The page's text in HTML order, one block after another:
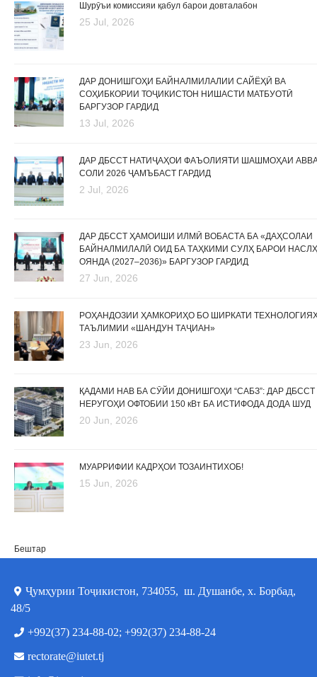
Шурӯъи комиссияи қабул барои довталабон
25 Jul, 2026
ДАР ДОНИШГОҲИ БАЙНАЛМИЛАЛИИ САЙЁҲӢ ВА
СОҲИБКОРИИ ТОҶИКИСТОН НИШАСТИ МАТБУОТӢ
БАРГУЗОР ГАРДИД
13 Jul, 2026
ДАР ДБССТ НАТИҶАҲОИ ФАЪОЛИЯТИ ШАШМОҲАИ
СОЛИ 2026 ҶАМЪБАСТ ГАРДИД
2 Jul, 2026
ДАР ДБССТ ҲАМОИШИ ИЛМӢ ВОБАСТА БА «ДАҲСОЛАИ
БАЙНАЛМИЛАЛӢ ОИД БА ТАҲКИМИ СУЛҲ БАРОИ
ОЯНДА (2027–2036)» БАРГУЗОР ГАРДИД
27 Jun, 2026
РОҲАНДОЗИИ ҲАМКОРИҲО БО ШИРКАТИ
ТАЪЛИМИИ «ШАНДУН ТАҶИАН»
23 Jun, 2026
ҚАДАМИ НАВ БА СӮЙИ ДОНИШГОҲИ “САБЗ”: ДАР ДБССТ
НЕРУГОҲИ ОФТОБИИ 150 кВт БА ИСТИФОДА ДОДА ШУД
20 Jun, 2026
МУАРРИФИИ КАДРҲОИ ТОЗАИНТИХОБ!
15 Jun, 2026
Бештар
Ҷумҳурии Тоҷикистон, 734055, ш. Душанбе, х. Борбад,
48/5
+992(37) 234-88-02; +992(37) 234-88-24
rectorate@iutet.tj